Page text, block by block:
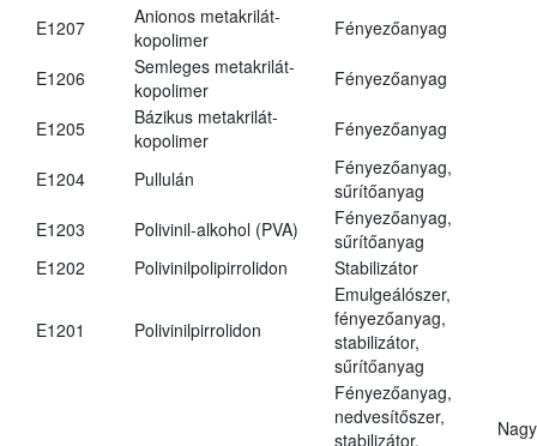
E1207
Anionos metakrilát-
kopolimer
Fényezőanyag
E1206
Semleges metakrilát-
kopolimer
Fényezőanyag
E1205
Bázikus metakrilát-
kopolimer
Fényezőanyag
E1204 Pullulán
Fényezőanyag,
sűrítőanyag
E1203
Polivinil-alkohol (PVA)
Fényezőanyag,
sűrítőanyag
E1202
Polivinilpolipirrolidon Stabilizátor
E1201 Polivinilpirrolidon
Emulgeálószer,
fényezőanyag,
stabilizátor,
sűrítőanyag
Fényezőanyag,
nedvesítőszer,
stabilizátor,